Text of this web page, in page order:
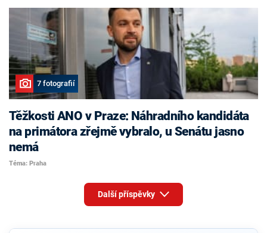
7 fotografií
Těžkosti ANO v Praze: Náhradního kandidáta
na primátora zřejmě vybralo, u Senátu jasno
nemá
Téma: Praha
Další příspěvky